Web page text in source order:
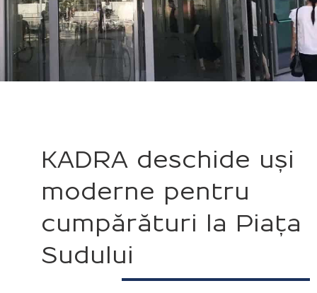
KADRA deschide uși
moderne pentru
cumpărături la Piața
Sudului